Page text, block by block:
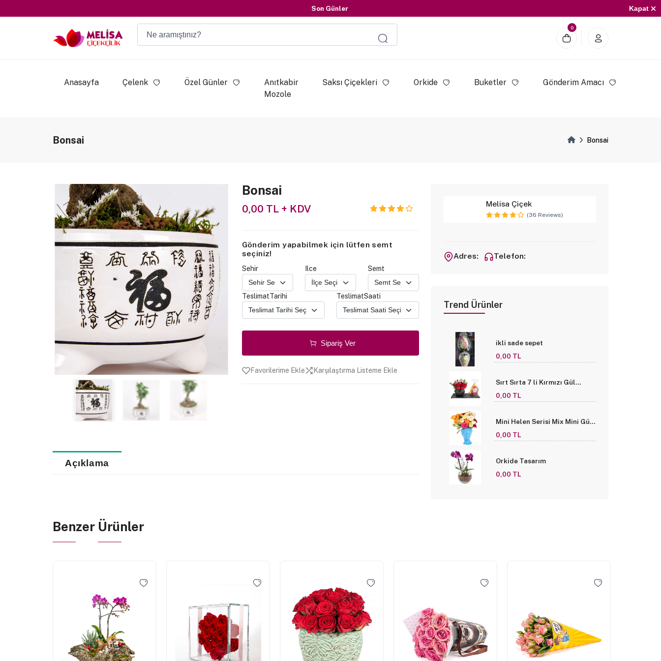
İndirimleri Kaçırmayın
Kapat
0
Anasayfa Çelenk Özel Günler
Anıtkabir
Mozole
Saksı Çiçekleri Orkide Buketler Gönderim Amacı
Bonsai Bonsai
Bonsai
0,00 TL + KDV
Gönderim yapabilmek için lütfen semt
seçiniz!
Sehir Ilce Semt
TeslimatTarihi TeslimatSaati
Sipariş Ver
Favorilerime Ekle Karşılaştırma Listeme Ekle
Açıklama
Melisa Çiçek
(36 Reviews)
Adres: Telefon:
Trend Ürünler
ikli sade sepet
0,00 TL
Sırt Sırta 7 li Kırmızı Gül
0,00 TL
Mini Helen Serisi Mix Mini Gül
0,00 TL
Orkide Tasarım
0,00 TL
Benzer Ürünler